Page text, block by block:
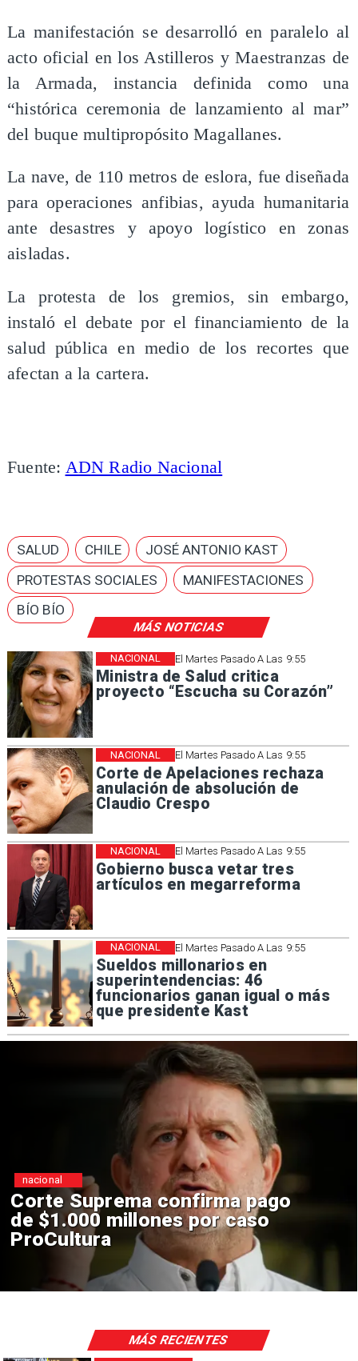
MÁS NOTICIAS
El Martes Pasado A Las 9:55
Ministra de Salud critica
proyecto “Escucha su Corazón”
NACIONAL
El Martes Pasado A Las 9:55
Corte de Apelaciones rechaza
anulación de absolución de
Claudio Crespo
NACIONAL
El Martes Pasado A Las 9:55
Gobierno busca vetar tres
artículos en megarreforma
NACIONAL
El Martes Pasado A Las 9:55
Sueldos millonarios en
superintendencias: 46
funcionarios ganan igual o más
que presidente Kast
NACIONAL
La manifestación se desarrolló en paralelo al
acto oficial en los Astilleros y Maestranzas de
la Armada, instancia definida como una
“histórica ceremonia de lanzamiento al mar”
del buque multipropósito Magallanes.
La nave, de 110 metros de eslora, fue diseñada
para operaciones anfibias, ayuda humanitaria
ante desastres y apoyo logístico en zonas
aisladas.
La protesta de los gremios, sin embargo,
instaló el debate por el financiamiento de la
salud pública en medio de los recortes que
afectan a la cartera.
Fuente: ADN Radio Nacional
SALUD CHILE
JOSÉ ANTONIO KAST
PROTESTAS SOCIALES
MANIFESTACIONES
BÍO BÍO
confirma pago
por caso
Codelco
en El
sísmicos
nacional
MÁS RECIENTES